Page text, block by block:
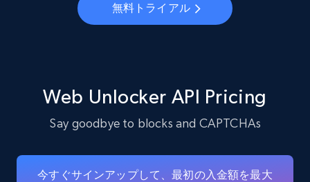
無料トライアル
Web Unlocker API Pricing
Say goodbye to blocks and CAPTCHAs
今すぐサインアップして、最初の入金額を最大